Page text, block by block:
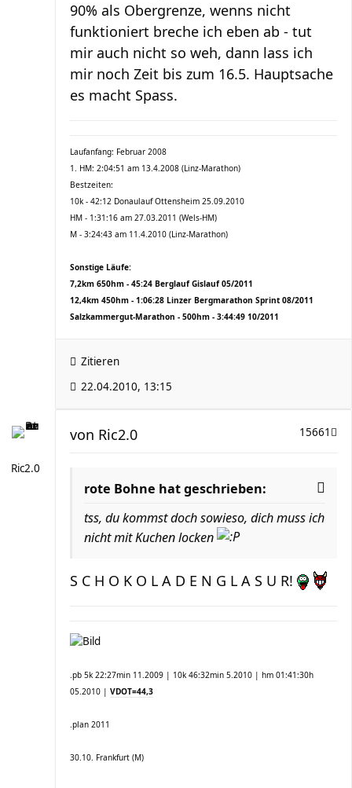
90% als Obergrenze, wenns nicht
funktioniert breche ich eben ab - tut
mir auch nicht so weh, dann lass ich
mir noch Zeit bis zum 16.5. Hauptsache
es macht Spass.
Laufanfang: Februar 2008
1. HM: 2:04:51 am 13.4.2008 (Linz-Marathon)
Bestzeiten:
10k - 42:12 Donaulauf Ottensheim 25.09.2010
HM - 1:31:16 am 27.03.2011 (Wels-HM)
M - 3:24:43 am 11.4.2010 (Linz-Marathon)
Sonstige Läufe:
7,2km 650hm - 45:24 Berglauf Gislauf 05/2011
12,4km 450hm - 1:06:28 Linzer Bergmarathon Sprint 08/2011
Salzkammergut-Marathon - 500hm - 3:44:49 10/2011
Zitieren
22.04.2010, 13:15
Ric2.0
15661
von Ric2.0
rote Bohne hat geschrieben:
tss, du kommst doch sowieso, dich muss ich
nicht mit Kuchen locken
S C H O K O L A D E N G L A S U R!
.pb 5k 22:27min 11.2009 | 10k 46:32min 5.2010 | hm 01:41:30h
05.2010 | VDOT=44,3
.plan 2011
30.10. Frankfurt (M)